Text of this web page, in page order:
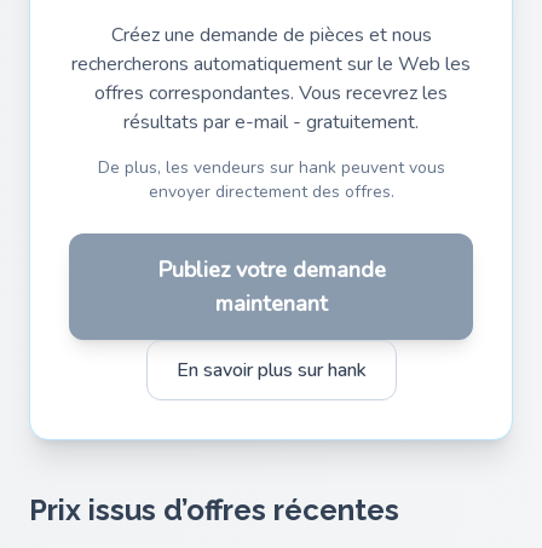
Créez une demande de pièces et nous
rechercherons automatiquement sur le Web les
offres correspondantes. Vous recevrez les
résultats par e-mail - gratuitement.
De plus, les vendeurs sur hank peuvent vous
envoyer directement des offres.
Publiez votre demande
maintenant
En savoir plus sur hank
Prix issus d’offres récentes